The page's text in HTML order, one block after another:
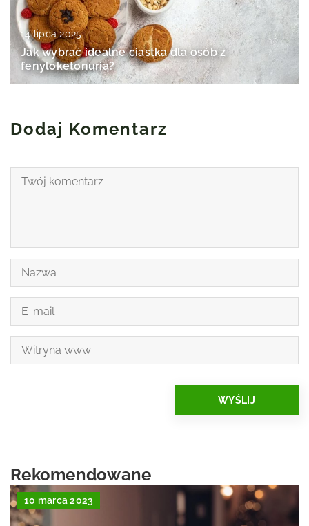
14 lipca 2025
Jak wybrać idealne ciastka dla osób z
fenyloketonurią?
Dodaj Komentarz
Rekomendowane
10 marca 2023